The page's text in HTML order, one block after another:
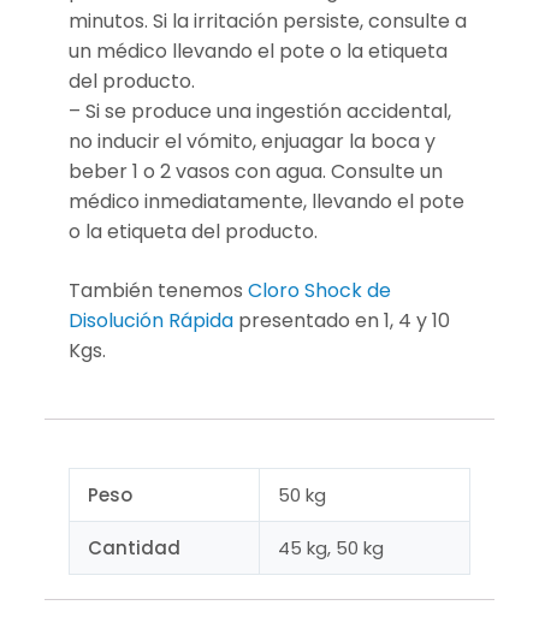
minutos. Si la irritación persiste, consulte a
un médico llevando el pote o la etiqueta
del producto.
– Si se produce una ingestión accidental,
no inducir el vómito, enjuagar la boca y
beber 1 o 2 vasos con agua. Consulte un
médico inmediatamente, llevando el pote
o la etiqueta del producto.
También tenemos Cloro Shock de
Disolución Rápidapresentado en 1, 4 y 10
Kgs.
Peso 50 kg
Cantidad 45 kg, 50 kg